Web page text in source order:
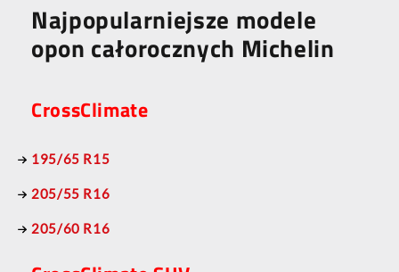
Najpopularniejsze modele
opon całorocznych Michelin
CrossClimate
195/65 R15
205/55 R16
205/60 R16